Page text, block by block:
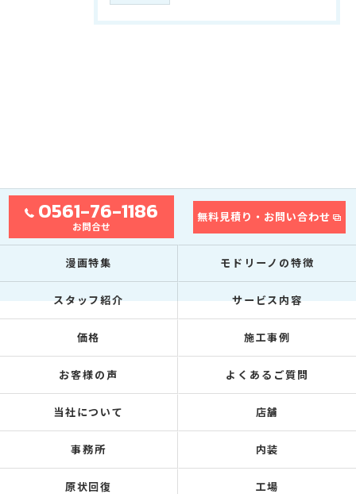
0561-76-1186
お問合せ
無料見積り・お問い合わせ
漫画特集 モドリーノの特徴
スタッフ紹介 サービス内容
価格 施工事例
お客様の声 よくあるご質問
当社について 店舗
事務所 内装
原状回復 工場